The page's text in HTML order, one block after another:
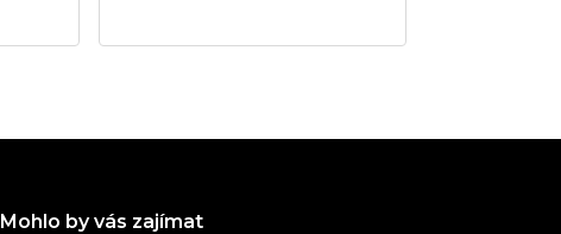
Mohlo by vás zajímat